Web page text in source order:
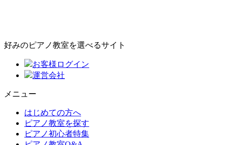
好みのピアノ教室を選べるサイト
お客様ログイン
運営会社
メニュー
はじめての方へ
ピアノ教室を探す
ピアノ初心者特集